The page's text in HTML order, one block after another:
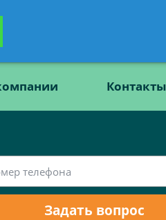
Контакты
Задать вопрос